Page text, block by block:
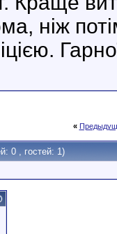
ніж
«
0 , гостей: 1)